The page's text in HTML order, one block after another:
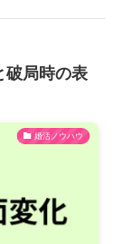
破局時の表
婚活ノウハウ